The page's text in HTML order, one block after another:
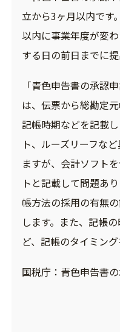
立から3ヶ月以内です
以内に事業年度が変
する日の前日までに
「青色申告書の承認
は、伝票から総勘定
記帳時期などを記載
ト、ルーズリーフな
ますが、会計ソフト
トと記載して問題あ
帳方法の採用の有無
します。また、記帳
ど、記帳のタイミン
国税庁： 青色申告書